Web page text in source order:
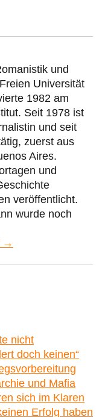
und
Universität
1982 am
Seit 1978 ist
und seit
zuerst aus
Aires.
und
veröffentlicht.
wurde noch
→
nicht
doch keinen“
und Mafia
sich im Klaren
Erfolg haben